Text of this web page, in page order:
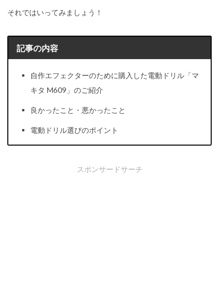
それではいってみましょう！
記事の内容
自作エフェクターのために購入した電動ドリル「マ
キタ M609」のご紹介
良かったこと・悪かったこと
電動ドリル選びのポイント
スポンサードサーチ